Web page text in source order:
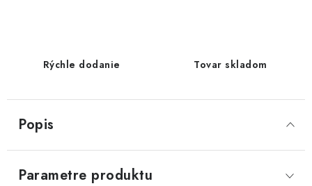
Rýchle dodanie Tovar skladom
Popis
Parametre produktu